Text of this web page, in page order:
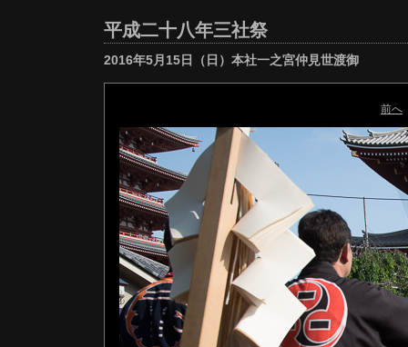
平成二十八年三社祭
2016年5月15日（日）本社一之宮仲見世渡御
前へ